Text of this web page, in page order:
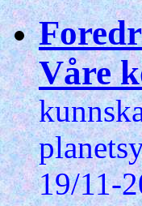
Våre
19/11-